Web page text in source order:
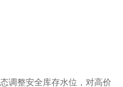
整安全库存水位，对高价